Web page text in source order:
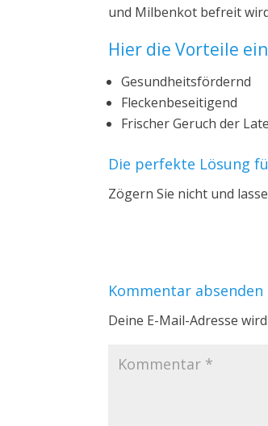
und Milbenkot befreit
Hier die Vorteile
Gesundheitsfördernd
Fleckenbeseitigend
Frischer Geruch der
Die perfekte Lösung
Zögern Sie nicht und
Kommentar absenden
Deine E-Mail-Adresse